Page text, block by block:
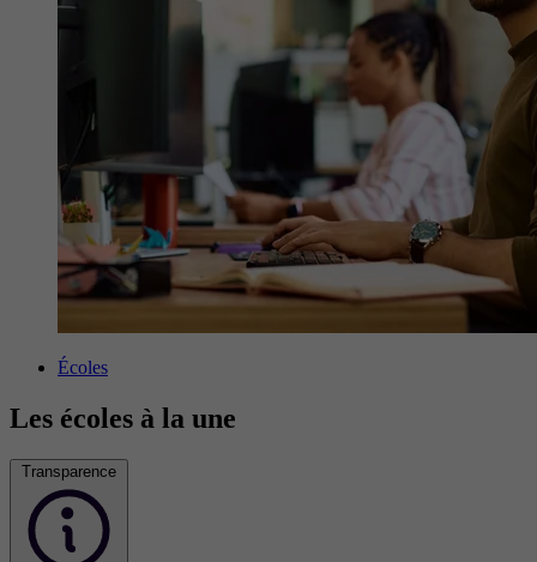
Écoles
Les écoles à la une
Transparence